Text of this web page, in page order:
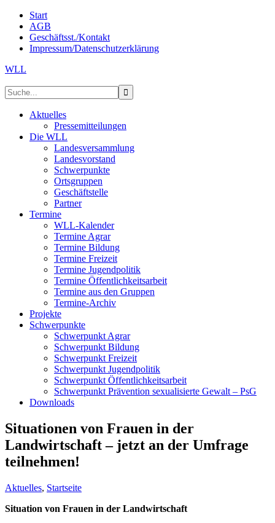
Start
AGB
Geschäftsst./Kontakt
Impressum/Datenschutzerklärung
WLL
Aktuelles
Pressemitteilungen
Die WLL
Landesversammlung
Landesvorstand
Schwerpunkte
Ortsgruppen
Geschäftstelle
Partner
Termine
WLL-Kalender
Termine Agrar
Termine Bildung
Termine Freizeit
Termine Jugendpolitik
Termine Öffentlichkeitsarbeit
Termine aus den Gruppen
Termine-Archiv
Projekte
Schwerpunkte
Schwerpunkt Agrar
Schwerpunkt Bildung
Schwerpunkt Freizeit
Schwerpunkt Jugendpolitik
Schwerpunkt Öffentlichkeitsarbeit
Schwerpunkt Prävention sexualisierte Gewalt – PsG
Downloads
Situationen von Frauen in der
Landwirtschaft – jetzt an der Umfrage
teilnehmen!
Aktuelles, Startseite
Situation von Frauen in der Landwirtschaft